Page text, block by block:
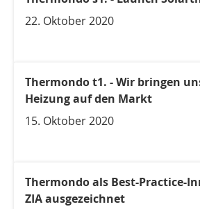
22. Oktober 2020
Thermondo t1. - Wir bringen
Heizung auf den Markt
15. Oktober 2020
Thermondo als Best-Practice-
ZIA ausgezeichnet